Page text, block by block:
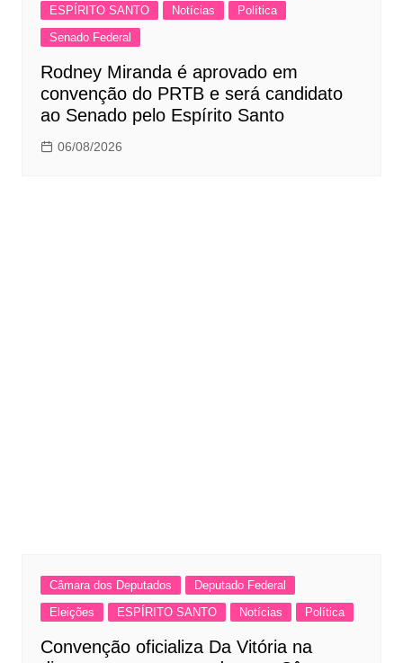
ESPÍRITO SANTO
Notícias
Política
Senado Federal
Rodney Miranda é aprovado em
convenção do PRTB e será candidato
ao Senado pelo Espírito Santo
06/08/2026
Câmara dos Deputados
Deputado Federal
Eleições
ESPÍRITO SANTO Notícias Política
Convenção oficializa Da Vitória na